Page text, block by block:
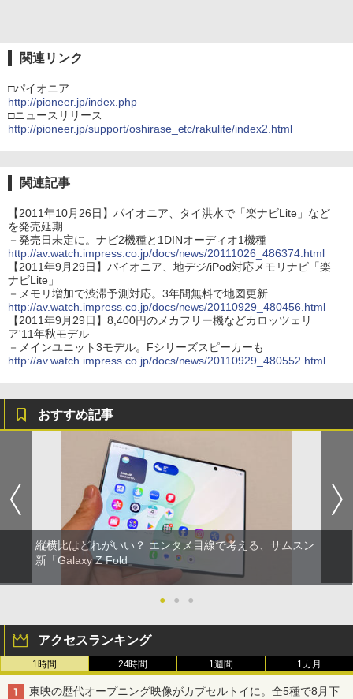
関連リンク
□パイオニア
http://pioneer.jp/index.php
□ニュースリリース
http://pioneer.jp/support/oshirase_etc/rakulite/index2.html
関連記事
【2011年10月26日】パイオニア、タイ洪水で「楽ナビLite」など
を発売延期
－発売日未定に。ナビ2機種と1DINオーディオ1機種
http://av.watch.impress.co.jp/docs/news/20111026_486374.html
【2011年9月29日】パイオニア、地デジ/iPod対応メモリナビ「楽
ナビLite」
－メモリ増加で渋滞予測対応。3年間無料で地図更新
http://av.watch.impress.co.jp/docs/news/20110929_480456.html
【2011年9月29日】8,400円のメカフリー機などカロッツェリ
ア'11年秋モデル
－メインユニット3モデル。Fシリーズスピーカーも
http://av.watch.impress.co.jp/docs/news/20110929_480552.html
おすすめ記事
縦横比はどれがいい？ エンタメ目線で考える、サムスン
新「Galaxy Z Fold」
● ● ●
アクセスランキング
1時間 24時間 1週間 1カ月
東映の歴代オープニング映像がカプセルトイに。全5種で8月下